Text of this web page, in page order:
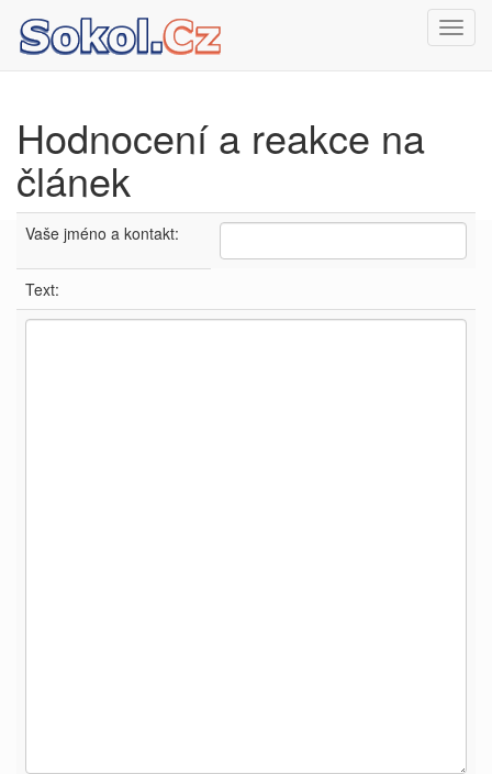
Hodnocení a reakce na
článek
Vaše jméno a kontakt:
Text: